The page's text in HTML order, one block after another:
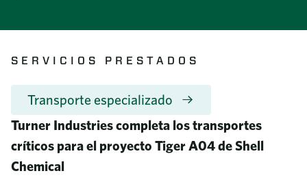
¿Por qué Turner Industries?
Formación y reciclaje
Programa universitario
Beneficios
Documentos de los empleados
Noticias
Revista de empresa
Informe de Responsabilidad Corporativa
Videoteca
Baton Rouge, LA 70809
225-922-5050
800-288-6503(Toll-Free)
SERVICIOS PRESTADOS
Transporte especializado
Turner Industries completa los transportes
críticos para el proyecto Tiger A04 de Shell
Chemical